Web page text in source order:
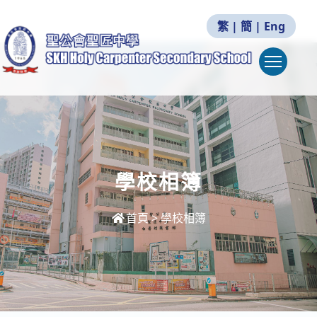
繁 | 簡 | Eng
學校相簿
首頁>學校相簿